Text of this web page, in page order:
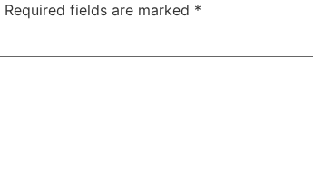
Required fields are marked *